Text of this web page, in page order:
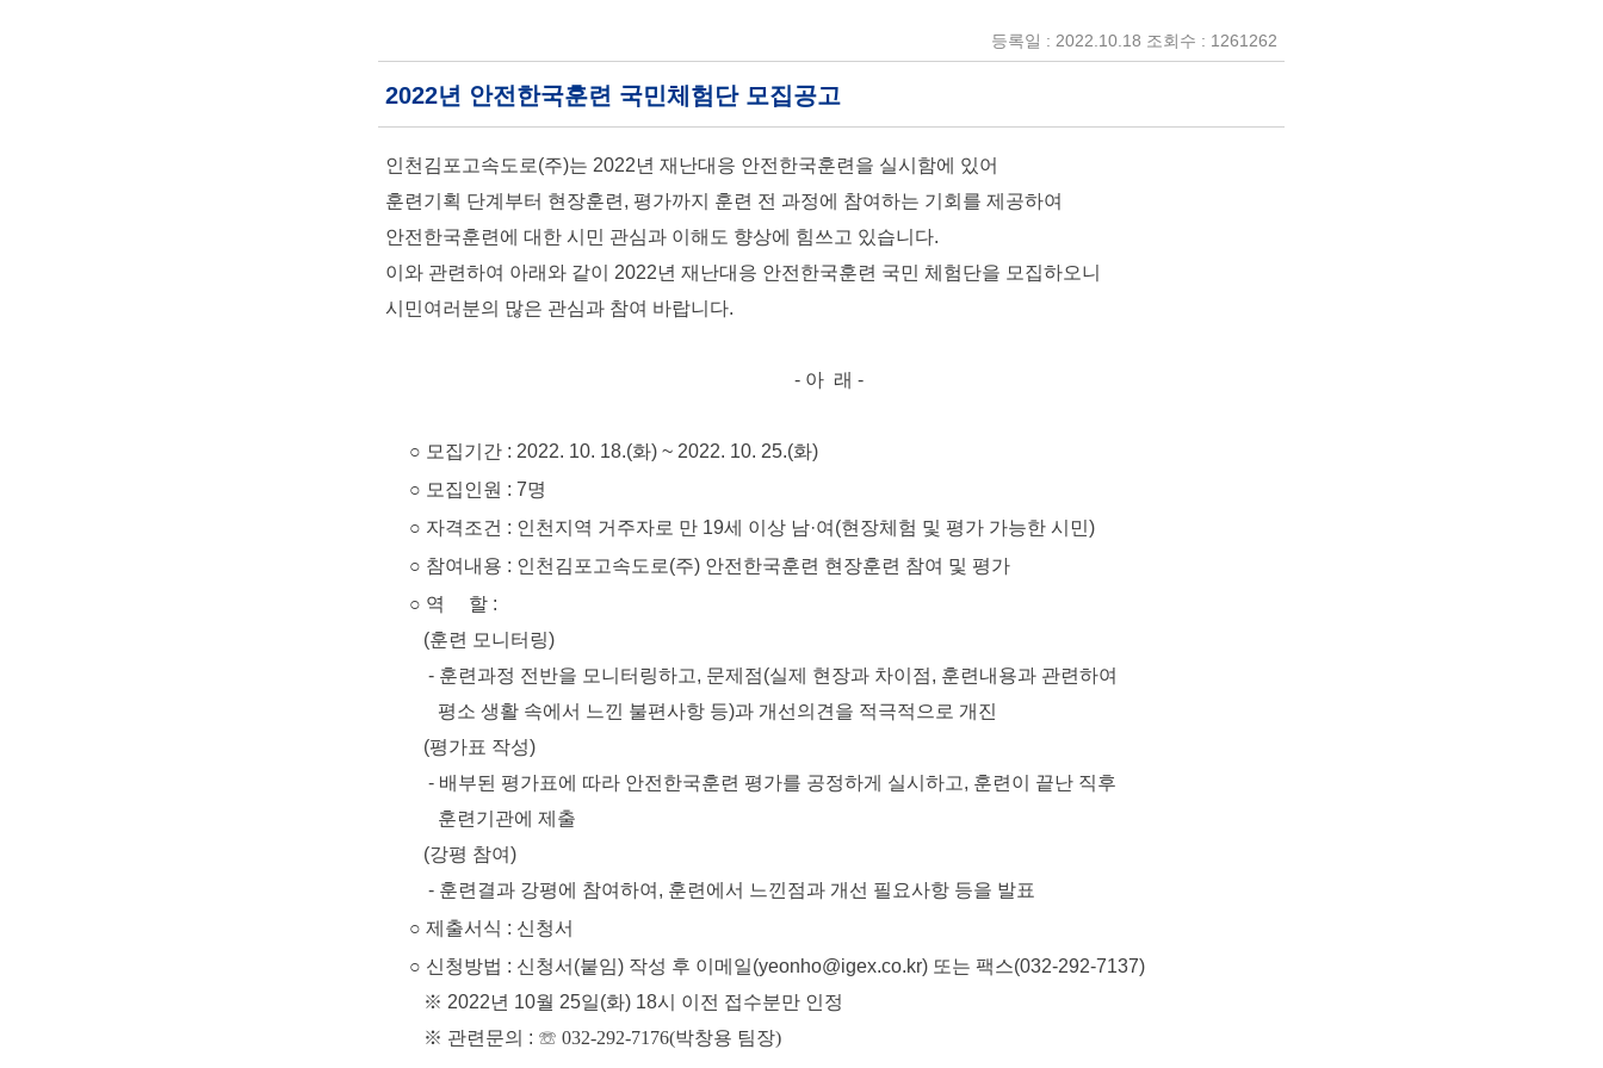
등록일 : 2022.10.18 조회수 : 1261262
2022년 안전한국훈련 국민체험단 모집공고
인천김포고속도로(주)는 2022년 재난대응 안전한국훈련을 실시함에 있어
훈련기획 단계부터 현장훈련, 평가까지 훈련 전 과정에 참여하는 기회를 제공하여
안전한국훈련에 대한 시민 관심과 이해도 향상에 힘쓰고 있습니다.
이와 관련하여 아래와 같이 2022년 재난대응 안전한국훈련 국민 체험단을 모집하오니
시민여러분의 많은 관심과 참여 바랍니다.
- 아 래 -
○ 모집기간 : 2022. 10. 18.(화) ~ 2022. 10. 25.(화)
○ 모집인원 : 7명
○ 자격조건 : 인천지역 거주자로 만 19세 이상 남·여(현장체험 및 평가 가능한 시민)
○ 참여내용 : 인천김포고속도로(주) 안전한국훈련 현장훈련 참여 및 평가
○ 역 할 :
(훈련 모니터링)
- 훈련과정 전반을 모니터링하고, 문제점(실제 현장과 차이점, 훈련내용과 관련하여
평소 생활 속에서 느낀 불편사항 등)과 개선의견을 적극적으로 개진
(평가표 작성)
- 배부된 평가표에 따라 안전한국훈련 평가를 공정하게 실시하고, 훈련이 끝난 직후
훈련기관에 제출
(강평 참여)
- 훈련결과 강평에 참여하여, 훈련에서 느낀점과 개선 필요사항 등을 발표
○ 제출서식 : 신청서
○ 신청방법 : 신청서(붙임) 작성 후 이메일(yeonho@igex.co.kr) 또는 팩스(032-292-7137)
※ 2022년 10월 25일(화) 18시 이전 접수분만 인정
※ 관련문의 : ☏ 032-292-7176(박창용 팀장)